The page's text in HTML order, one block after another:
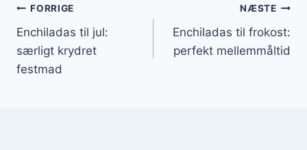
Indlægsnavigation
FORRIGE
Enchiladas til jul:
særligt krydret
festmad
NÆSTE
Enchiladas til frokost:
perfekt mellemmåltid